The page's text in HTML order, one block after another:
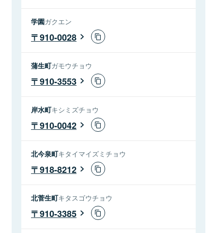
学園ガクエン
910-0028
蒲生町ガモウチョウ
910-3553
岸水町キシミズチョウ
910-0042
北今泉町キタイマイズミチョウ
918-8212
北菅生町キタスゴウチョウ
910-3385